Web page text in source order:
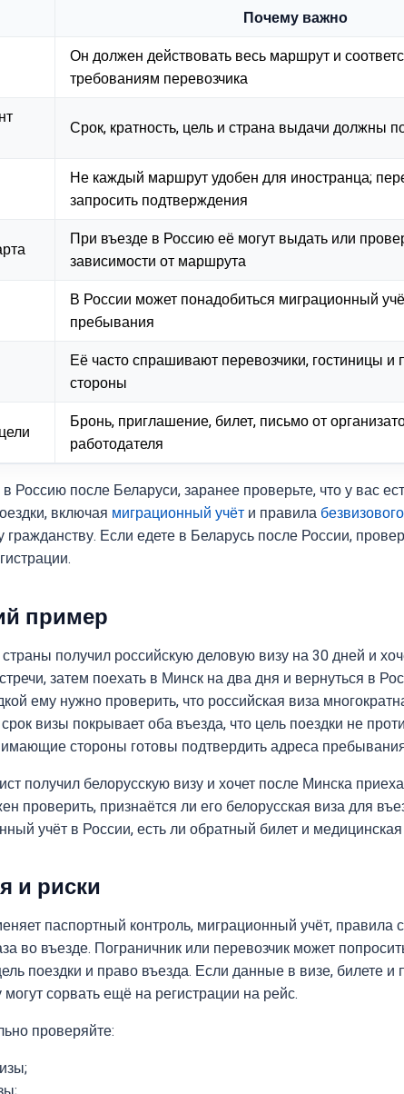
Почему важно
Он должен действовать весь маршрут и
требованиям перевозчика
Срок, кратность, цель и страна выдачи должны
Не каждый маршрут удобен для иностранца;
запросить подтверждения
При въезде в Россию её могут выдать или
зависимости от маршрута
В России может понадобиться миграционный
пребывания
Её часто спрашивают перевозчики, гостиницы
стороны
Бронь, приглашение, билет, письмо от
работодателя
Россию после Беларуси, заранее проверьте, что у вас
включая миграционный учёт и правила
гражданству. Если едете в Беларусь после России,
пример
получил российскую деловую визу на 30 дней и
затем поехать в Минск на два дня и вернуться в
ему нужно проверить, что российская виза
визы покрывает оба въезда, что цель поездки не
стороны готовы подтвердить адреса
получил белорусскую визу и хочет после Минска
проверить, признаётся ли его белорусская виза для
учёт в России, есть ли обратный билет и медицинская
и риски
паспортный контроль, миграционный учёт, правила
во въезде. Пограничник или перевозчик может
поездки и право въезда. Если данные в визе, билете и
сорвать ещё на регистрации на рейс.
проверяйте: